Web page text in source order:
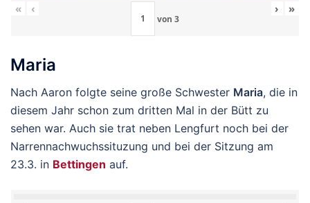
« ‹
von 3
› »
Maria
Nach Aaron folgte seine große Schwester Maria, die in
diesem Jahr schon zum dritten Mal in der Bütt zu
sehen war. Auch sie trat neben Lengfurt noch bei der
Narrennachwuchssituzung und bei der Sitzung am
23.3. in Bettingen auf.